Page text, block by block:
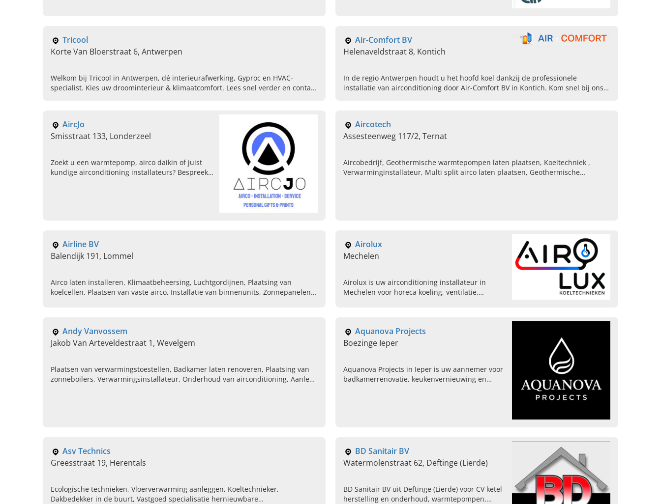
Tricool
Korte Van Bloerstraat 6, Antwerpen
Welkom bij Tricool in Antwerpen, dé interieurafwerking, Gyproc en HVAC-
specialist. Kies uw droominterieur & klimaatcomfort. Lees snel verder en contact
Air-Comfort BV
Helenaveldstraat 8, Kontich
In de regio Antwerpen houdt u het hoofd koel dankzij de professionele
installatie van airconditioning door Air-Comfort BV in Kontich. Kom snel bij ons
AircJo
Smisstraat 133, Londerzeel
Zoekt u een warmtepomp, airco daikin of juist
kundige airconditioning installateurs? Bespreek
Aircotech
Assesteenweg 117/2, Ternat
Aircobedrijf, Geothermische warmtepompen laten plaatsen, Koeltechniek ,
Verwarminginstallateur, Multi split airco laten plaatsen, Geothermische
Airline BV
Balendijk 191, Lommel
Airco laten installeren, Klimaatbeheersing, Luchtgordijnen, Plaatsing van
koelcellen, Plaatsen van vaste airco, Installatie van binnenunits, Zonnepanelen,
Airolux
Mechelen
Airolux is uw airconditioning installateur in
Mechelen voor horeca koeling, ventilatie,
Andy Vanvossem
Jakob Van Arteveldestraat 1, Wevelgem
Plaatsen van verwarmingstoestellen, Badkamer laten renoveren, Plaatsing van
zonneboilers, Verwarmingsinstallateur, Onderhoud van airconditioning, Aanleg
Aquanova Projects
Boezinge Ieper
Aquanova Projects in Ieper is uw aannemer voor
badkamerrenovatie, keukenvernieuwing en
Asv Technics
Greesstraat 19, Herentals
Ecologische technieken, Vloerverwarming aanleggen, Koeltechnieker,
Dakbedekker in de buurt, Vastgoed specialisatie hernieuwbare
BD Sanitair BV
Watermolenstraat 62, Deftinge (Lierde)
BD Sanitair BV uit Deftinge (Lierde) voor CV ketel
herstelling en onderhoud, warmtepompen,